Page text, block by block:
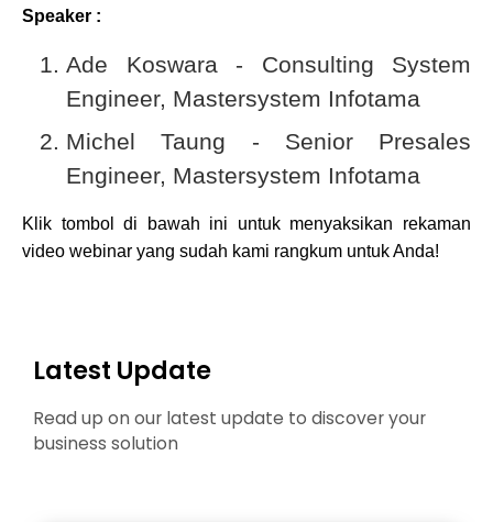
Speaker :
Ade Koswara - Consulting System
Engineer, Mastersystem Infotama
Michel Taung - Senior Presales
Engineer, Mastersystem Infotama
Klik tombol di bawah ini untuk menyaksikan rekaman
video webinar yang sudah kami rangkum untuk Anda!
Latest Update
Read up on our latest update to discover your
business solution